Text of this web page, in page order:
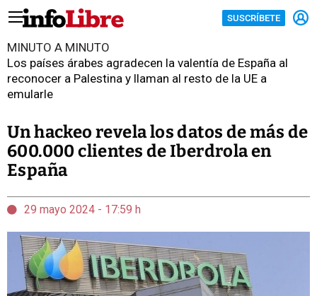
SUSCRÍBETE
MINUTO A MINUTO
Los países árabes agradecen la valentía de España al
reconocer a Palestina y llaman al resto de la UE a
emularle
Un hackeo revela los datos de más de
600.000 clientes de Iberdrola en
España
29 mayo 2024 - 17:59 h